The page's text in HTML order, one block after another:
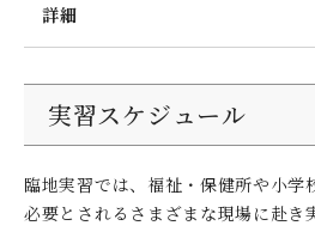
詳細
た。社会人入試制度なら学費が3
きなメリットに。大量調理や給食
業を通して、現場で必要な力を着
健康管理に携わる専門家になるこ
実習スケジュール
臨地実習では、福祉・保健所や小学
必要とされるさまざまな現場に赴き